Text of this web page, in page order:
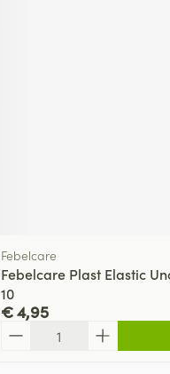
Febelcare
Febelcare Plast Elastic
10
€ 4,95